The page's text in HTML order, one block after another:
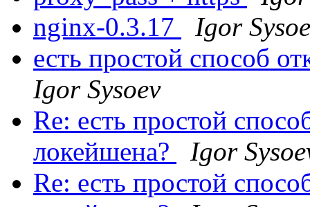
nginx-0.3.17
Igor
есть простой способ
Igor Sysoev
Re: есть простой
локейшена?
Igor
Re: есть простой